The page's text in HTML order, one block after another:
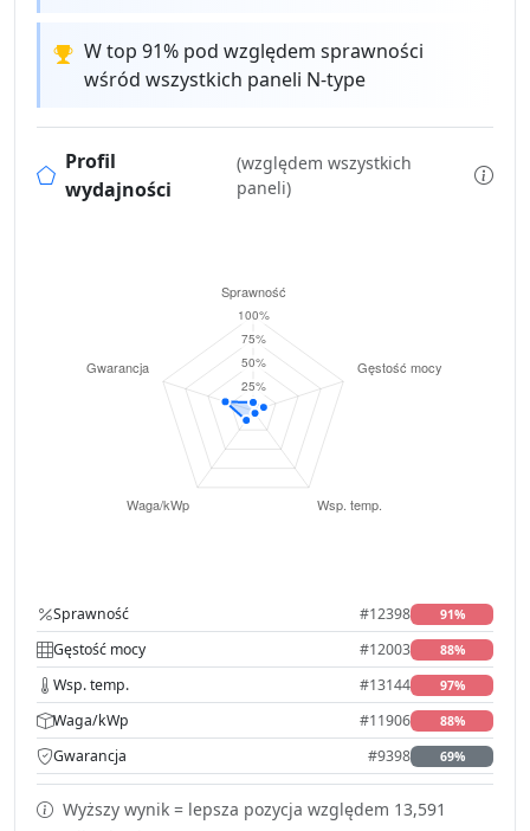
W top 91% pod względem sprawności
wśród wszystkich paneli N-type
Profil
wydajności
(względem wszystkich
paneli)
Sprawność #12398 91%
Gęstość mocy #12003 88%
Wsp. temp. #13144 97%
Waga/kWp #11906 88%
Gwarancja #9398 69%
Wyższy wynik = lepsza pozycja względem 13,591